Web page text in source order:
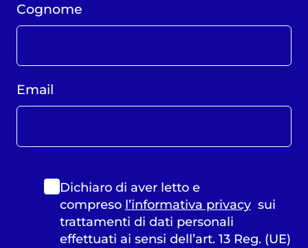
Cognome
Email
Dichiaro di aver letto e
compreso l’informativa privacysui
trattamenti di dati personali
effettuati ai sensi dell’art. 13 Reg. (UE)